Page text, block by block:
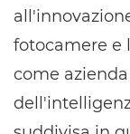
fotocamere e
come